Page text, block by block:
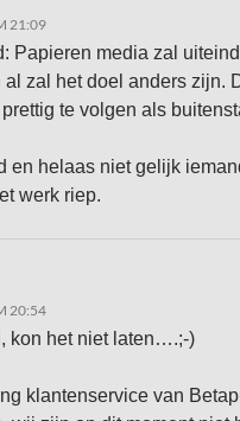
21:09
Papieren media zal
al zal het doel anders zijn.
te volgen als
en helaas niet gelijk
werk riep.
20:54
kon het niet laten….;-)
klantenservice van